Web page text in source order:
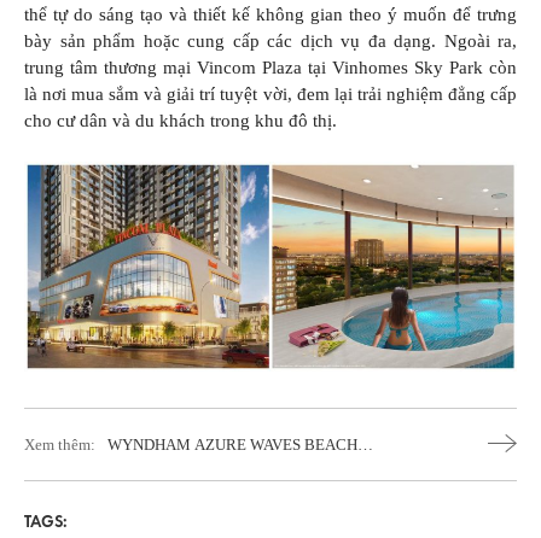
thể tự do sáng tạo và thiết kế không gian theo ý muốn để trưng
bày sản phẩm hoặc cung cấp các dịch vụ đa dạng. Ngoài ra,
trung tâm thương mại Vincom Plaza tại Vinhomes Sky Park còn
là nơi mua sắm và giải trí tuyệt vời, đem lại trải nghiệm đẳng cấp
cho cư dân và du khách trong khu đô thị.
Xem thêm:
WYNDHAM AZURE WAVES BEACH
TAGS: